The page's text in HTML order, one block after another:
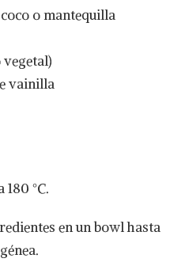
o mantequilla
vegetal)
vainilla
°C.
en un bowl hasta